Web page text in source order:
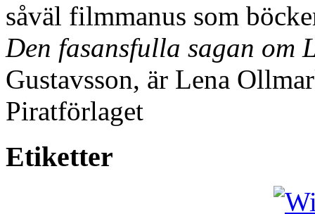
såväl filmmanus som
Den fasansfulla sagan om
Gustavsson, är Lena
Piratförlaget
Etiketter